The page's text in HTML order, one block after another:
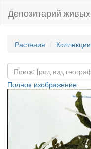
Депозитарий
Растения Коллекции
Полное изображение